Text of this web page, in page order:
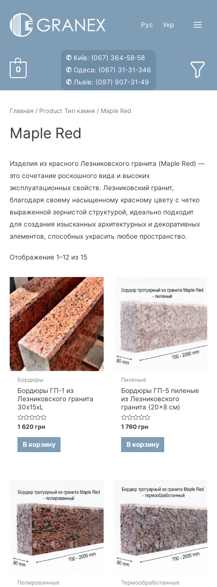
содержимому
Рус Укр
0
✆ Київ: (067) 364-58-58
✆ Одеса: (067) 31-31-346
✆ Львів: (097) 907-31-49
Главная / Product Тип камня / Maple Red
Maple Red
Изделия из красного Лезниковского гранита (Maple Red) —
это сочетание роскошного вида и высоких
эксплуатационных свойств. Лезниковский гранит,
благодаря своему насыщенному красному цвету с четко
выраженной зернистой структурой, идеально подходит
для создания изысканных архитектурных и декоративных
элементов, способных украсить любое пространство.
Отображение 1–12 из 15
Бордюры
Бордюры ГП-1 из
Лезниковского гранита
30x15xL
Оценка
из
1 620грн
В корзину
Пиленые
Бордюры ГП-5 пиленые
из Лезниковского
гранита (20×8 см)
Оценка
из
1 760грн
В корзину
Полированные Термообработанные